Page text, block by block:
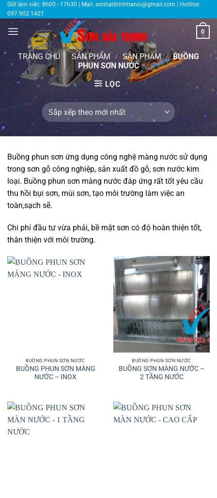
Bỏ
qua
nội
Giờ làm việc: 8h00 - 17h30 | Mail: sonhaithinhhanoi@gmail.com | Hotline:
097.902.1421
0
TRANG CHỦ / SẢN PHẨM / SẢN PHẨM / BUỒNG
PHUN SƠN NƯỚC
LỌC
Buồng phun sơn ứng dụng công nghệ màng nước sử dụng
trong sơn gỗ công nghiệp, sản xuất đồ gỗ, sơn nước kim
loại. Buồng phun sơn màng nước đáp ứng rất tốt yêu cầu
thu hồi bụi sơn, mùi sơn, tạo môi trường làm việc an
toàn,sạch sẽ.
Chi phí đầu tư vừa phải, bề mặt sơn có độ hoàn thiện tốt,
thân thiện với môi trường.
BUỒNG PHUN SƠN NƯỚC
BUỒNG PHUN SƠN MÀNG
NƯỚC – INOX
BUỒNG PHUN SƠN NƯỚC
BUỒNG SƠN MÀNG NƯỚC –
2 TẦNG NƯỚC